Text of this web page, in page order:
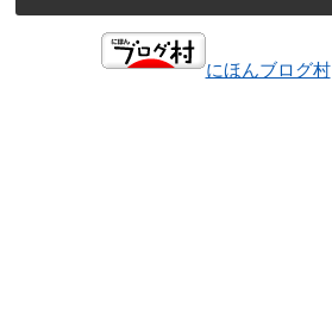
にほんブログ村